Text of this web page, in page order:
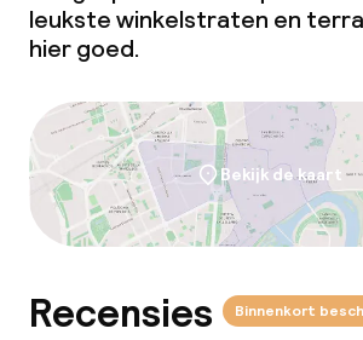
leukste winkelstraten en
hier goed.
Bekijk de kaart
Recensies Binnenkort